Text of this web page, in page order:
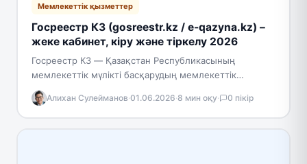
Мемлекеттік қызметтер
Госреестр КЗ (gosreestr.kz / e-qazyna.kz) –
жеке кабинет, кіру және тіркелу 2026
Госреестр КЗ — Қазақстан Республикасының
мемлекеттік мүлікті басқарудың мемлекеттік
порталы. Оператор — ҚР Қаржы министрлігінің
Мемлекеттік мүлік және жекешелендіру комитеті
жанындағы «Ақпараттық-есептік…
Алихан Сулейманов·01.06.2026·8 мин оқу· 0 пікір